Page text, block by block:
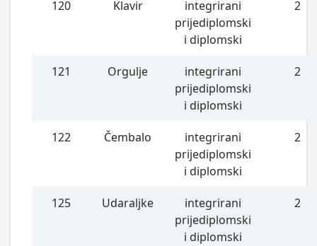
120 Klavir
integrirani
prijediplomski
i diplomski
2
121 Orgulje
integrirani
prijediplomski
i diplomski
2
122 Čembalo
integrirani
prijediplomski
i diplomski
2
125 Udaraljke
integrirani
prijediplomski
i diplomski
2